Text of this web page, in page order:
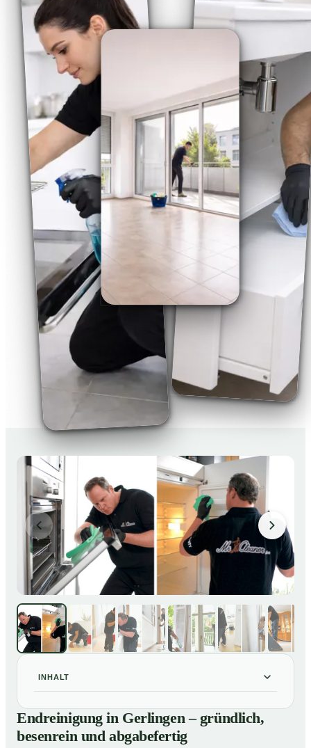
INHALT
01 Endreinigung in Gerlingen – gründlich, besenrein und
abgabefertig
Endreinigung in Gerlingen – gründlich,
besenrein und abgabefertig